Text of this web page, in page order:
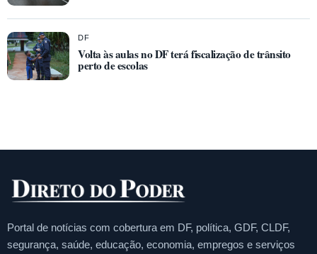
DF
Volta às aulas no DF terá fiscalização de trânsito
perto de escolas
Portal de notícias com cobertura em DF, política, GDF, CLDF,
segurança, saúde, educação, economia, empregos e serviços